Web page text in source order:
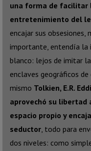
una forma de facilitar
entretenimiento del
encajar sus obsesiones,
importante, entendía la
blanco: lejos de imitar
enclaves geográficos
mismo Tolkien, E.R.
aprovechó su libertad
espacio propio y
seductor, todo para
dos niveles: como